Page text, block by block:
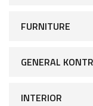
FURNITURE
GENERAL
INTERIOR